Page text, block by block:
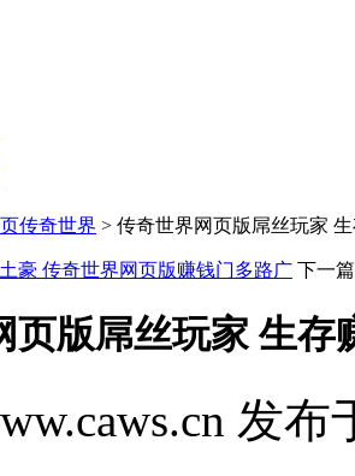
传奇世界 > 传奇世界网页版屌丝玩家
豪 传奇世界网页版赚钱门多路广 下一
页版屌丝玩家 生存
发